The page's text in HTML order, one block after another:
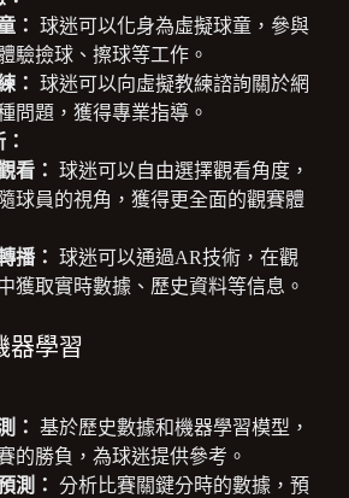
： 球迷可以化身為虛擬球童，參與
驗撿球、擦球等工作。
： 球迷可以向虛擬教練諮詢關於網
問題，獲得專業指導。
看： 球迷可以自由選擇觀看角度，
球員的視角，獲得更全面的觀賽體
播： 球迷可以通過AR技術，在觀
獲取實時數據、歷史資料等信息。
器學習
： 基於歷史數據和機器學習模型，
的勝負，為球迷提供參考。
測： 分析比賽關鍵分時的數據，預